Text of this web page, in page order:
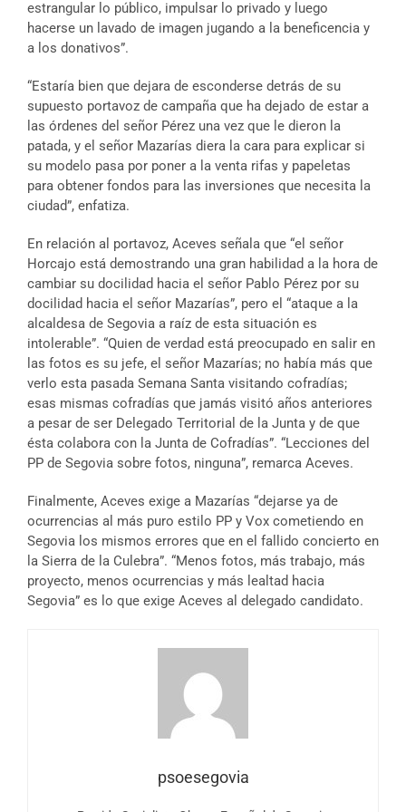
estrangular lo público, impulsar lo privado y luego
hacerse un lavado de imagen jugando a la beneficencia y
a los donativos”.
“Estaría bien que dejara de esconderse detrás de su
supuesto portavoz de campaña que ha dejado de estar a
las órdenes del señor Pérez una vez que le dieron la
patada, y el señor Mazarías diera la cara para explicar si
su modelo pasa por poner a la venta rifas y papeletas
para obtener fondos para las inversiones que necesita la
ciudad”, enfatiza.
En relación al portavoz, Aceves señala que “el señor
Horcajo está demostrando una gran habilidad a la hora de
cambiar su docilidad hacia el señor Pablo Pérez por su
docilidad hacia el señor Mazarías”, pero el “ataque a la
alcaldesa de Segovia a raíz de esta situación es
intolerable”. “Quien de verdad está preocupado en salir en
las fotos es su jefe, el señor Mazarías; no había más que
verlo esta pasada Semana Santa visitando cofradías;
esas mismas cofradías que jamás visitó años anteriores
a pesar de ser Delegado Territorial de la Junta y de que
ésta colabora con la Junta de Cofradías”. “Lecciones del
PP de Segovia sobre fotos, ninguna”, remarca Aceves.
Finalmente, Aceves exige a Mazarías “dejarse ya de
ocurrencias al más puro estilo PP y Vox cometiendo en
Segovia los mismos errores que en el fallido concierto en
la Sierra de la Culebra”. “Menos fotos, más trabajo, más
proyecto, menos ocurrencias y más lealtad hacia
Segovia” es lo que exige Aceves al delegado candidato.
psoesegovia